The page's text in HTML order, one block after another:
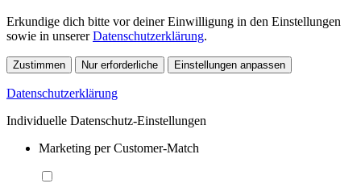
Erkundige dich bitte vor deiner Einwilligung in den Einstellungen
sowie in unsererDatenschutzerklärung.
Zustimmen Nur erforderliche Einstellungen anpassen
Datenschutzerklärung
Individuelle Datenschutz-Einstellungen
Marketing per Customer-Match